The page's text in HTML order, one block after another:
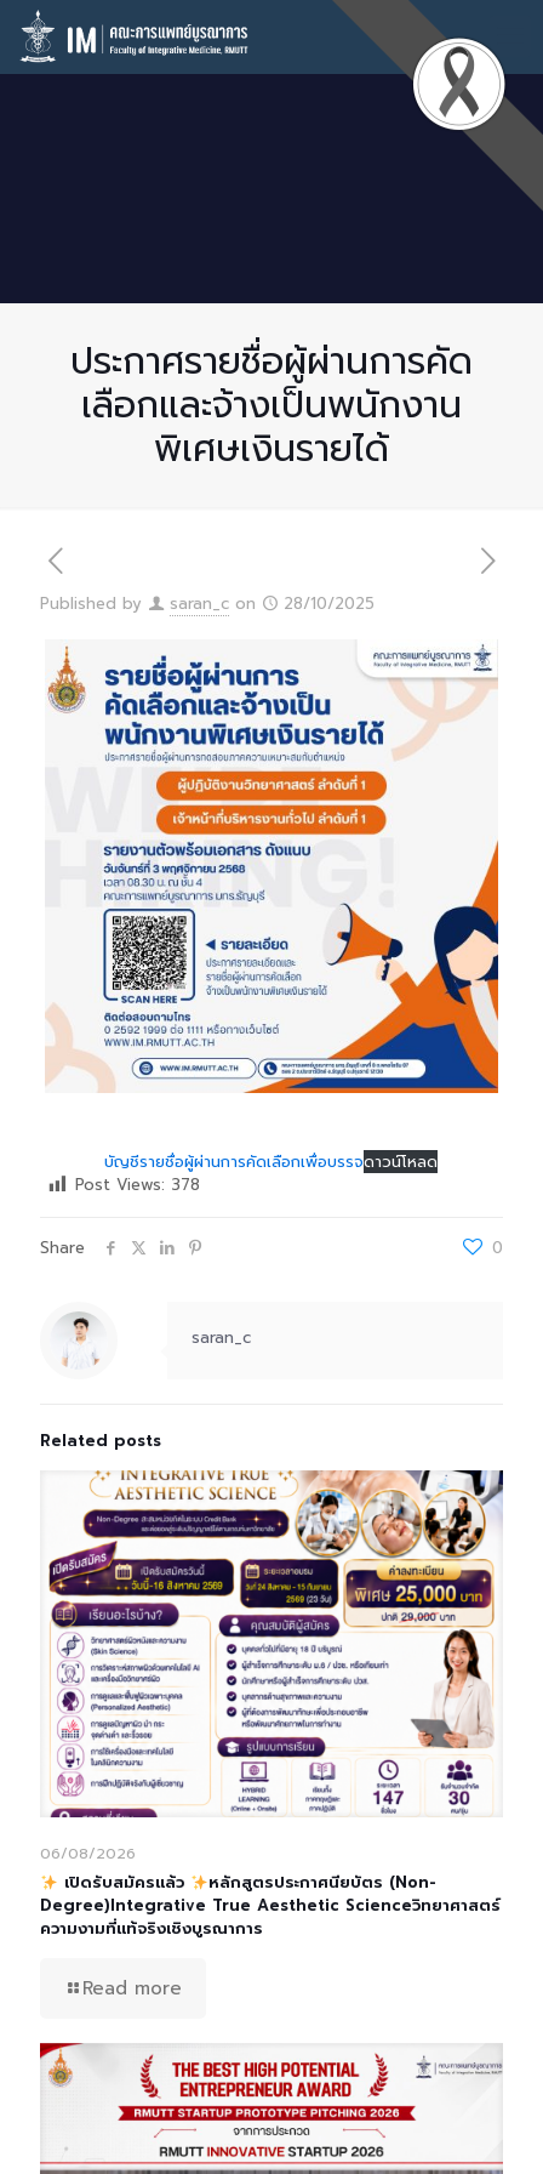
ประกาศรายชื่อผู้ผ่านการคัด
เลือกและจ้างเป็นพนักงาน
พิเศษเงินรายได้
Published by saran_c on 28/10/2025
บัญชีรายชื่อผู้ผ่านการคัดเลือกเพื่อบรรจดาวน์โหลด
Post Views: 378
Share 0
saran_c
Related posts
06/08/2026
เปิดรับสมัครแล้ว
หลักสูตรประกาศนียบัตร (Non-
Degree)Integrative True Aesthetic Scienceวิทยาศาสตร์
ความงามที่แท้จริงเชิงบูรณาการ
Read more